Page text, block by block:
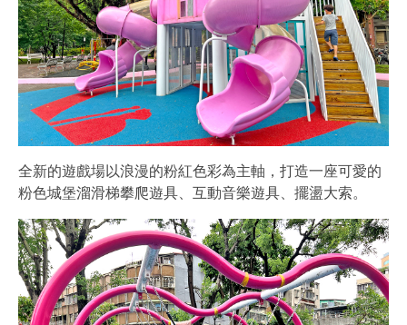
全新的遊戲場以浪漫的粉紅色彩為主軸，打造一座可愛的
粉色城堡溜滑梯攀爬遊具、互動音樂遊具、擺盪大索。